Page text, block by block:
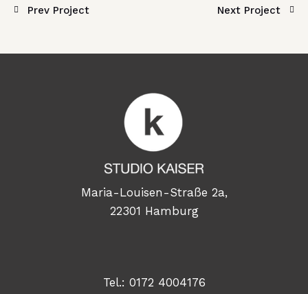
Prev Project Next Project
Maria-Louisen-Straße 2a,
22301 Hamburg
Tel.: 0172 4004176